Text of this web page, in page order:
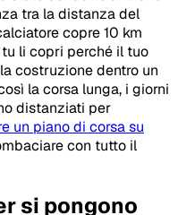
tra la distanza del
copre 10 km
li copri perché il tuo
costruzione dentro un
la corsa lunga, i giorni
distanziati per
un piano di corsa su
con tutto il
si pongono